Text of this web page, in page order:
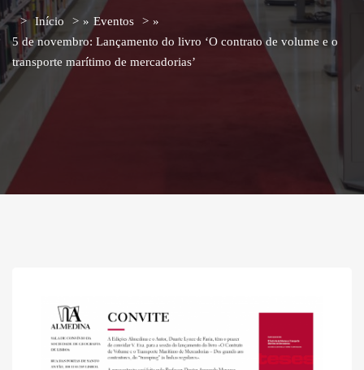
Início » Eventos
»
5 de novembro: Lançamento do livro ‘O contrato de volume e o
transporte marítimo de mercadorias’